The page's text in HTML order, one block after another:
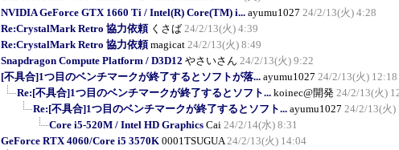
NVIDIA GeForce GTX 1660 Ti / Intel(R) Core(TM) i... ayumu1027 24/2/13(火) 4:28
Re:CrystalMark Retro 協力依頼 くさば 24/2/13(火) 4:39
Re:CrystalMark Retro 協力依頼 magicat 24/2/13(火) 8:49
Snapdragon Compute Platform / D3D12 やさいさん 24/2/13(火) 9:22
[不具合]1つ目のベンチマークが終了するとソフトが落... ayumu1027 24/2/13(火) 12:18
Re:[不具合]1つ目のベンチマークが終了するとソフト... koinec@開発 24/2/13(火)
Re:[不具合]1つ目のベンチマークが終了するとソフト... ayumu1027 24/2/13(火)
Core i5-520M / Intel HD Graphics Cai 24/2/14(水) 8:31
GeForce RTX 4060/Core i5 3570K 0001TSUGUA 24/2/13(火) 14:04